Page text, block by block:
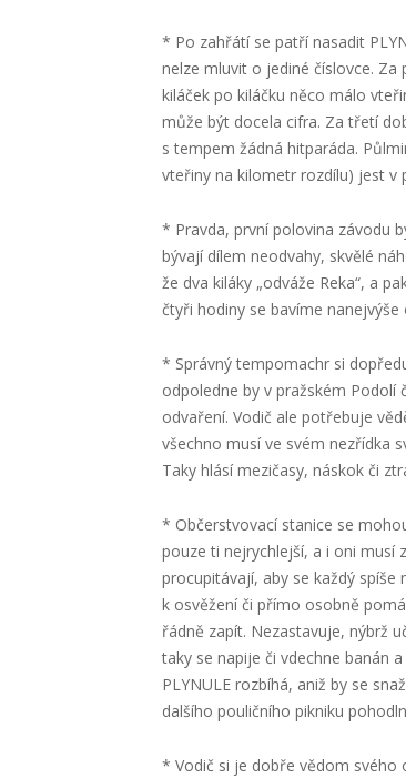
* Po zahřátí se patří nasadit
nelze mluvit o jediné číslovce.
kiláček po kiláčku něco málo
může být docela cifra. Za třetí
s tempem žádná hitparáda.
vteřiny na kilometr rozdílu) jest v
* Pravda, první polovina závodu
bývají dílem neodvahy, skvělé
že dva kiláky „odváže Reka“, a
čtyři hodiny se bavíme nanejvýše
* Správný tempomachr si
odpoledne by v pražském Podolí
odvaření. Vodič ale potřebuje
všechno musí ve svém nezřídka
Taky hlásí mezičasy, náskok či
* Občerstvovací stanice se
pouze ti nejrychlejší, a i oni musí
procupitávají, aby se každý spíše
k osvěžení či přímo osobně
řádně zapít. Nezastavuje, nýbrž
taky se napije či vdechne banán
PLYNULE rozbíhá, aniž by se
dalšího pouličního pikniku
* Vodič si je dobře vědom svého